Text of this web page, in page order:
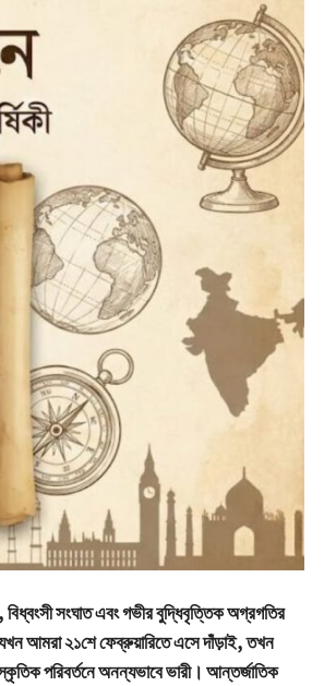
সংঘাত এবং গভীর বুদ্ধিবৃত্তিক অগ্রগতির
যখন আমরা ২১শে ফেব্রুয়ারিতে এসে দাঁড়াই, তখন
পরিবর্তনে অনন্যভাবে ভারী। আন্তর্জাতিক